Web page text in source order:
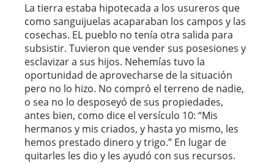
La tierra estaba hipotecada a los usureros que
como sanguijuelas acaparaban los campos y las
cosechas. EL pueblo no tenía otra salida para
subsistir. Tuvieron que vender sus posesiones y
esclavizar a sus hijos. Nehemías tuvo la
oportunidad de aprovecharse de la situación
pero no lo hizo. No compró el terreno de nadie,
o sea no lo desposeyó de sus propiedades,
antes bien, como dice el versículo 10: “Mis
hermanos y mis criados, y hasta yo mismo, les
hemos prestado dinero y trigo.” En lugar de
quitarles les dio y les ayudó con sus recursos.